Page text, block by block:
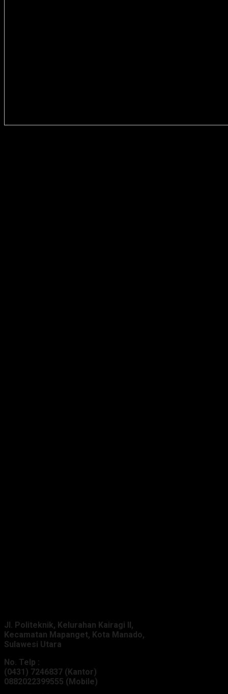
Jl. Politeknik, Kelurahan Kairagi II,
Kecamatan Mapanget, Kota Manado,
Sulawesi Utara
No. Telp :
(0431) 7246837 (Kantor)
0882022399555 (Mobile)